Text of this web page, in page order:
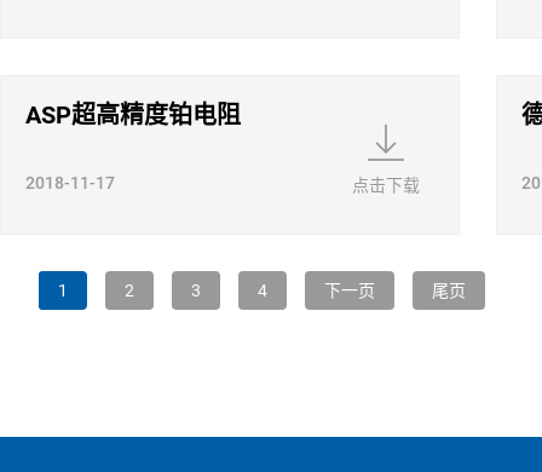
ASP超高精度铂电阻
2018-11-17 点击下载
1 2 3 4 下一页 尾页